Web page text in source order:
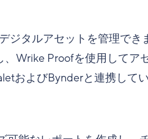
ジタルアセットを管理で
Wrike Proofを使用してア
およびBynderと連携してい